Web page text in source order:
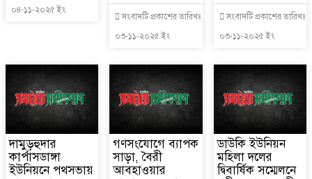
০৪-১১-২০২৫ ইং
সংবাদটি প্রকাশের তারিখঃ
০৩-১১-২০২৫ ইং
সংবাদটি প্রকাশের তারিখঃ
০৩-১১-২০২৫ ইং
দামুড়হুদার
কার্পাসডাঙ্গা
ইউনিয়নে পথসভায়
গণসংযোগে ব্যাপক
সাড়া, বৈরী
আবহাওয়ার
ডাউকি ইউনিয়ন
মহিলা দলের
দ্বিবার্ষিক সম্মেলনে